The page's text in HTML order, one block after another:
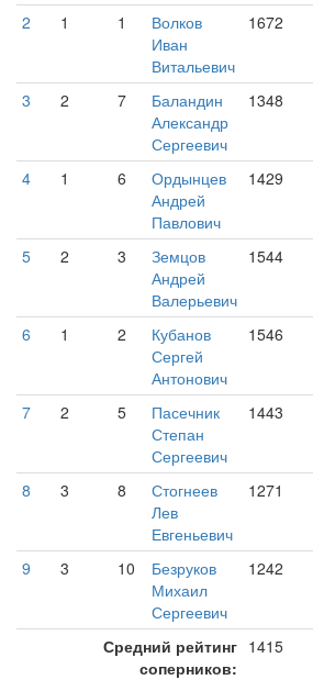
2 1 1
Волков
Иван
Витальевич
1672
3 2 7
Баландин
Александр
Сергеевич
1348
4 1 6
Ордынцев
Андрей
Павлович
1429
5 2 3
Земцов
Андрей
Валерьевич
1544
6 1 2
Кубанов
Сергей
Антонович
1546
7 2 5
Пасечник
Степан
Сергеевич
1443
8 3 8
Стогнеев
Лев
Евгеньевич
1271
9 3 10
Безруков
Михаил
Сергеевич
1242
Средний рейтинг
соперников:
1415